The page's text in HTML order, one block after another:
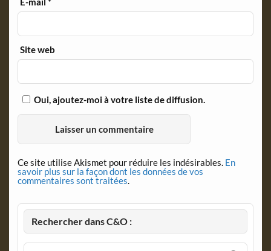
Site web
Oui, ajoutez-moi à votre liste de diffusion.
Ce site utilise Akismet pour réduire les indésirables. En
savoir plus sur la façon dont les données de vos
commentaires sont traitées.
Rechercher dans C&O :